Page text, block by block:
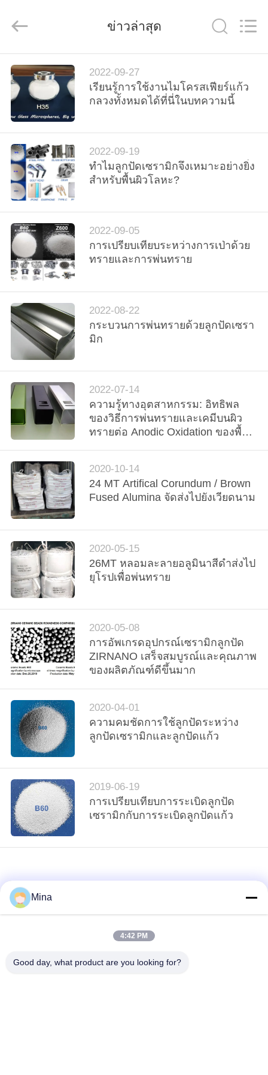
บ้าน
สินค้า
วิดีโอ
เกี่ยว
กับ
เรา
ทัวร์
โรงงาน
ควบคุม
คุณภาพ
ติดต่อ
เรา
ข่าว
ขอ
ใบ
เสนอ
ราคา
แผนผัง
เว็บไซต์
นโยบาย
ความ
เป็น
ส่วน
ตัว
Zhengtong
Abrasive
All
Reserved.
ข่าวล่าสุด
2022-09-27
เรียนรู้การใช้งานไมโครสเฟียร์แก้ว
กลวงทั้งหมดได้ที่นี่ในบทความนี้
2022-09-19
ทำไมลูกปัดเซรามิกจึงเหมาะอย่างยิ่ง
สำหรับพื้นผิวโลหะ?
2022-09-05
การเปรียบเทียบระหว่างการเป่าด้วย
ทรายและการพ่นทราย
2022-08-22
กระบวนการพ่นทรายด้วยลูกปัดเซรา
มิก
2022-07-14
ความรู้ทางอุตสาหกรรม: อิทธิพล
ของวิธีการพ่นทรายและเคมีบนผิว
ทรายต่อ Anodic Oxidation ของพื้น
2020-10-14
24 MT Artifical Corundum / Brown
Fused Alumina จัดส่งไปยังเวียดนาม
2020-05-15
26MT หลอมละลายอลูมินาสีดำส่งไป
ยุโรปเพื่อพ่นทราย
2020-05-08
การอัพเกรดอุปกรณ์เซรามิกลูกปัด
ZIRNANO เสร็จสมบูรณ์และคุณภาพ
ของผลิตภัณฑ์ดีขึ้นมาก
2020-04-01
ความคมชัดการใช้ลูกปัดระหว่าง
ลูกปัดเซรามิกและลูกปัดแก้ว
2019-06-19
การเปรียบเทียบการระเบิดลูกปัด
เซรามิกกับการระเบิดลูกปัดแก้ว
Mina
4:42 PM
Good day, what product are you looking for?